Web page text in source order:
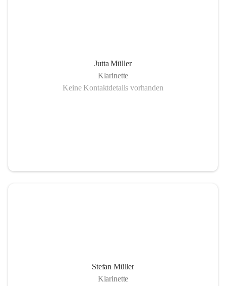
Jutta Müller
Klarinette
Keine Kontaktdetails vorhanden
Stefan Müller
Klarinette